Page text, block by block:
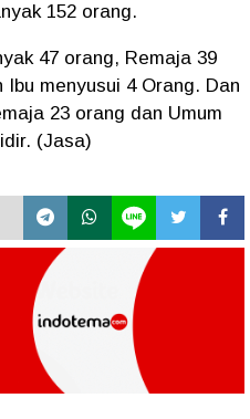
152 orang.
47 orang, Remaja 39
menyusui 4 Orang. Dan
23 orang dan Umum
(Jasa)